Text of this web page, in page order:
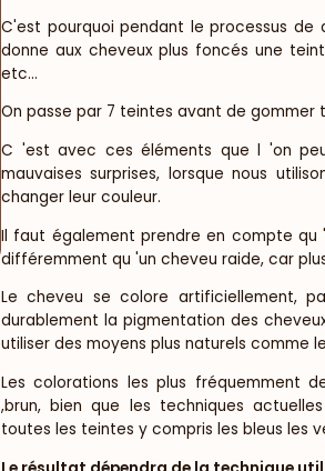
C'est pourquoi pendant le processus
donne aux cheveux plus foncés une
etc...
On passe par 7 teintes avant de gommer
C 'est avec ces éléments que l 'on
mauvaises surprises, lorsque nous
changer leur couleur.
Il faut également prendre en compte
différemment qu 'un cheveu raide, car
Le cheveu se colore artificiellement,
durablement la pigmentation des
utiliser des moyens plus naturels comme
Les colorations les plus fréquemment
,brun, bien que les techniques
toutes les teintes y compris les bleus les